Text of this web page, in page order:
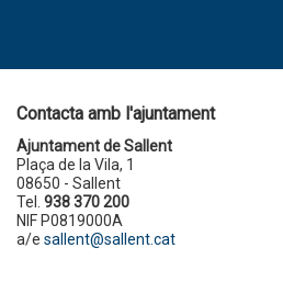
Contacta amb l'ajuntament
Ajuntament de Sallent
Plaça de la Vila, 1
08650 - Sallent
Tel. 938 370 200
NIF P0819000A
a/e sallent@sallent.cat